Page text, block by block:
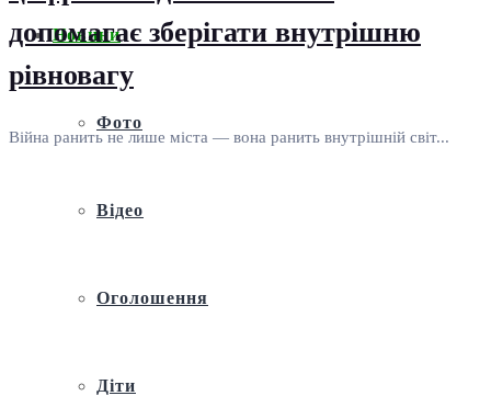
Новини
Фото
Відео
Оголошення
Діти
допомагає зберігати внутрішню
рівновагу
Війна ранить не лише міста — вона ранить внутрішній світ...